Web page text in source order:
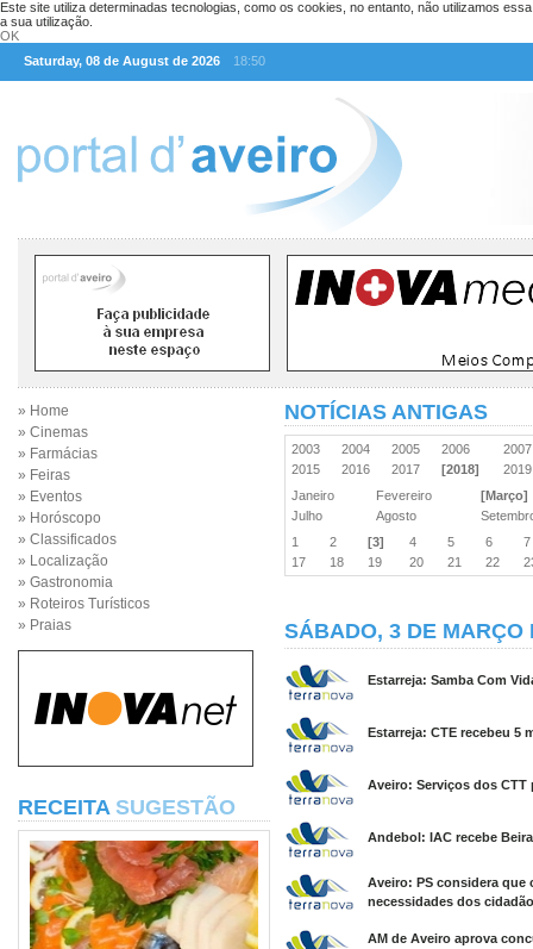
Este site utiliza determinadas tecnologias, como os cookies, no entanto, não utilizamos
a sua utilização.
OK
Saturday, 08 de August de 2026
18:50
» Home
» Cinemas
» Farmácias
» Feiras
» Eventos
» Horóscopo
» Classificados
» Localização
» Gastronomia
» Roteiros Turísticos
» Praias
RECEITA SUGESTÃO
NOTÍCIAS ANTIGAS
2003 2004 2005 2006
2015
2016 2017 [2018]
Janeiro
Fevereiro
[Março]
Julho
Agosto
1
2 [3] 4 5 6
17
18 19 20 21 22
SÁBADO, 3 DE MARÇO
Estarreja: Samba Com
Estarreja: CTE recebeu 5
Aveiro: Serviços dos CTT
Andebol: IAC recebe
Aveiro: PS considera que
necessidades dos
AM de Aveiro aprova